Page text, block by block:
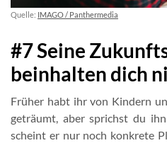
Quelle: IMAGO / Panthermedia
#7 Seine
beinhalten dich
Früher habt ihr von Kindern
geträumt, aber sprichst du
scheint er nur noch konkrete